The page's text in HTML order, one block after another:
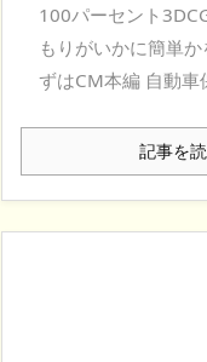
100パーセント
もりがいかに簡単
ずはCM本編 自動車
記事を